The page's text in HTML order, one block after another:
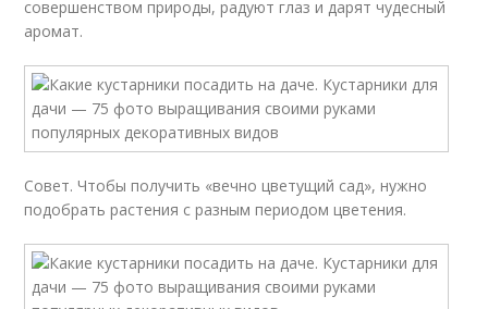
совершенством природы, радуют глаз и дарят чудесный
аромат.
Совет. Чтобы получить «вечно цветущий сад», нужно
подобрать растения с разным периодом цветения.